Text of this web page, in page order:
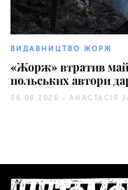
ВИДАВНИЦТВО ЖОРЖ
«Жорж» втратив
польських автори
06.08.2026 - АНАСТАСІЯ